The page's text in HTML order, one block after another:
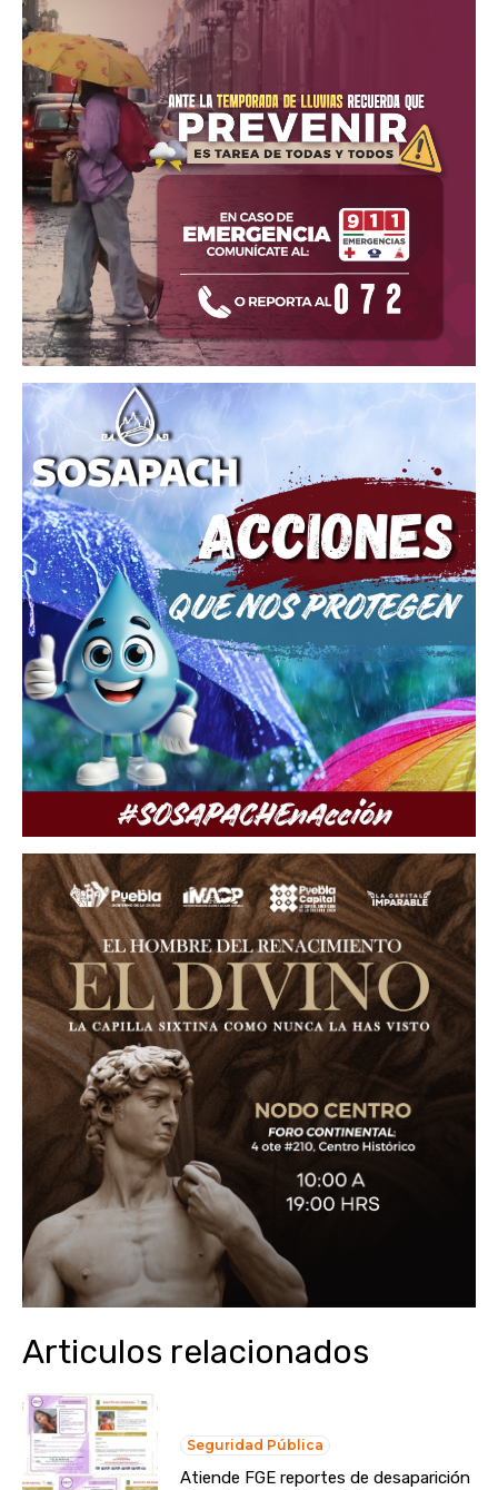
Articulos relacionados
Seguridad Pública
Atiende FGE reportes de desaparición